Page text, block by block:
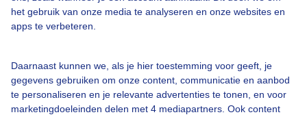
het gebruik van onze media te analyseren en onze websites en
apps te verbeteren.
Daarnaast kunnen we, als je hier toestemming voor geeft, je
gegevens gebruiken om onze content, communicatie en aanbod
te personaliseren en je relevante advertenties te tonen, en voor
marketingdoeleinden delen met 4 mediapartners. Ook content